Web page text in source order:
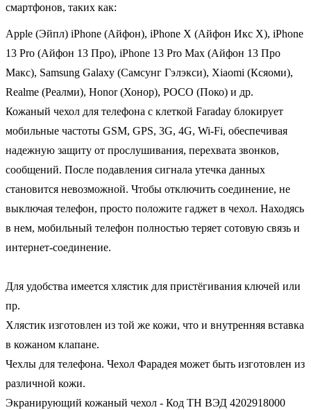
смартфонов, таких как:
Apple (Эйпл) iPhone (Айфон), iPhone Х (Айфон Икс Х), iPhone
13 Pro (Айфон 13 Про), iPhone 13 Pro Max (Айфон 13 Про
Макс), Samsung Galaxy (Самсунг Гэлэкси), Xiaomi (Ксяоми),
Realme (Реалми), Honor (Хонор), POCO (Поко) и др.
Кожаный чехол для телефона с клеткой Faraday блокирует
мобильные частоты GSM, GPS, 3G, 4G, Wi-Fi, обеспечивая
надежную защиту от прослушивания, перехвата звонков,
сообщений. После подавления сигнала утечка данных
становится невозможной. Чтобы отключить соединение, не
выключая телефон, просто положите гаджет в чехол. Находясь
в нем, мобильный телефон полностью теряет сотовую связь и
интернет-соединение.
Для удобства имеется хлястик для пристёгивания ключей или
пр.
Хлястик изготовлен из той же кожи, что и внутренняя вставка
в кожаном клапане.
Чехлы для телефона. Чехол Фарадея может быть изготовлен из
различной кожи.
Экранирующий кожаный чехол - Код ТН ВЭД 4202918000